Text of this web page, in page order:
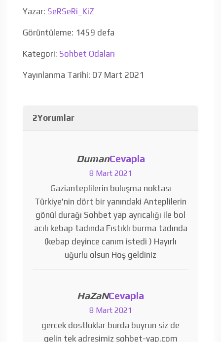
Yazar: SeRSeRi_KiZ
Görüntüleme: 1459 defa
Kategori: Sohbet Odaları
Yayınlanma Tarihi: 07 Mart 2021
2Yorumlar
DumanCevapla
8 Mart 2021
Gazianteplilerin buluşma noktası
Türkiye'nin dört bir yanındaki Anteplilerin
gönül durağı Sohbet yap ayrıcalığı ile bol
acılı kebap tadında Fıstıklı burma tadında
(kebap deyince canım istedi ) Hayırlı
uğurlu olsun Hoş geldiniz
HaZaNCevapla
8 Mart 2021
gercek dostluklar burda buyrun siz de
gelin tek adresimiz sohbet-yap.com